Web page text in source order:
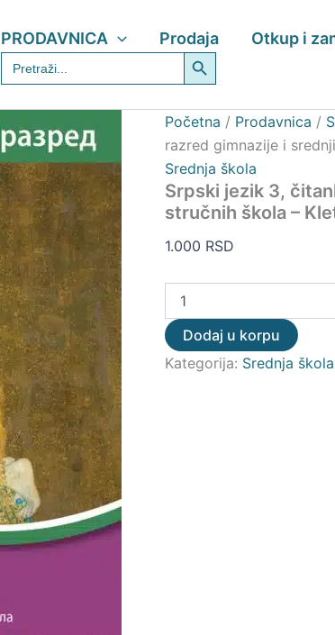
PRODAVNICA Prodaja Otkup i
Search
for:
Search Button
Početna / Prodavnica /
razred gimnazije i
Srednja škola
Srpski jezik 3,
stručnih škola –
1.000 RSD
3,
čitanka
razred
i
srednjih
stručnih
škola
-
Klett
Dodaj u korpu
Kategorija: Srednja škola